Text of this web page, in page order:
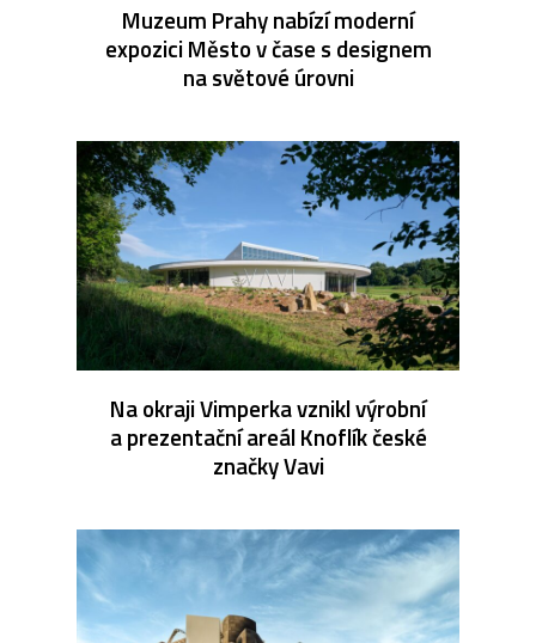
Muzeum Prahy nabízí moderní
expozici Město v čase s designem
na světové úrovni
Na okraji Vimperka vznikl výrobní
a prezentační areál Knoflík české
značky Vavi